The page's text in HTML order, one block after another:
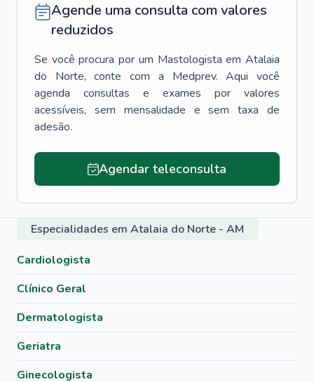
Agende uma consulta com valores
reduzidos
Se você procura por um Mastologista em Atalaia
do Norte, conte com a Medprev. Aqui você
agenda consultas e exames por valores
acessíveis, sem mensalidade e sem taxa de
adesão.
Agendar teleconsulta
Especialidades em Atalaia do Norte - AM
Cardiologista
Clínico Geral
Dermatologista
Geriatra
Ginecologista